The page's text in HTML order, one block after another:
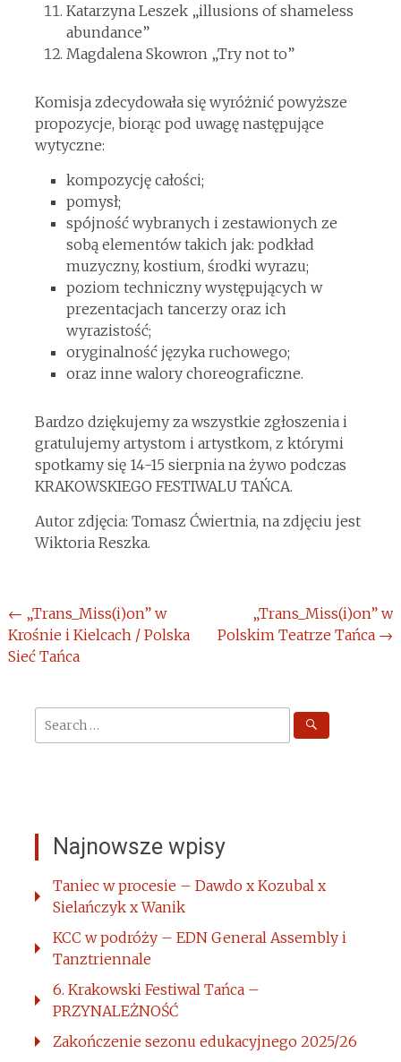
Katarzyna Leszek „illusions of shameless
abundance”
Magdalena Skowron „Try not to”
Komisja zdecydowała się wyróżnić powyższe
propozycje, biorąc pod uwagę następujące
wytyczne:
kompozycję całości;
pomysł;
spójność wybranych i zestawionych ze
sobą elementów takich jak: podkład
muzyczny, kostium, środki wyrazu;
poziom techniczny występujących w
prezentacjach tancerzy oraz ich
wyrazistość;
oryginalność języka ruchowego;
oraz inne walory choreograficzne.
Bardzo dziękujemy za wszystkie zgłoszenia i
gratulujemy artystom i artystkom, z którymi
spotkamy się 14-15 sierpnia na żywo podczas
KRAKOWSKIEGO FESTIWALU TAŃCA.
Autor zdjęcia: Tomasz Ćwiertnia, na zdjęciu jest
Wiktoria Reszka.
Post
navigation
← „Trans_Miss(i)on” w
Krośnie i Kielcach / Polska
Sieć Tańca
„Trans_Miss(i)on” w
Polskim Teatrze Tańca →
Search
for:
Najnowsze wpisy
Taniec w procesie – Dawdo x Kozubal x
Sielańczyk x Wanik
KCC w podróży – EDN General Assembly i
Tanztriennale
6. Krakowski Festiwal Tańca –
PRZYNALEŻNOŚĆ
Zakończenie sezonu edukacyjnego 2025/26